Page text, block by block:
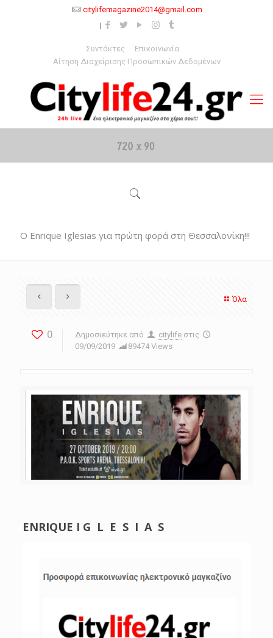
citylifemagazine2014@gmail.com
Συντάκτες
Επικοινωνία
Αίτηση Διαχείρισης Προσωπικών Δεδομένων
О Enrique Iglesias για πρώτη φορά στη Θεσσαλονίκη!!!
Όλα
0 Δημοσιεύτηκε από citylife στις
09/09/2019
89474 Views
ENRIQUΕ I G L E S I A S